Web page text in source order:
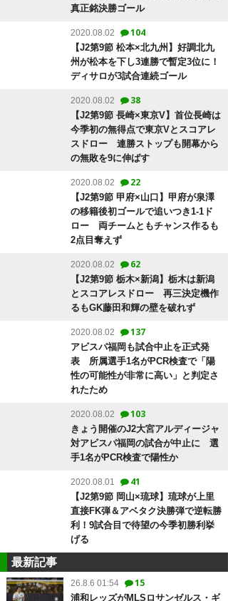
真正銘決勝ゴール
2020.08.02 104
【J2第9節 松本×北九州】好調北九
州が松本を下し3連勝で暫定3位に！
ディサロが3試合連続ゴール
2020.08.02 38
【J2第9節 長崎×東京V】首位長崎は
今季初の無得点で東京Vとスコアレ
スドロー 連勝ストップも開幕から
の無敗を9に伸ばす
2020.08.02 22
【J2第9節 甲府×山口】甲府が泉澤
の移籍後初ゴールで追いつき1-1ド
ロー 両チームともチャンス作るも
2点目奪えず
2020.08.02 62
【J2第9節 栃木×新潟】栃木は新潟
とスコアレスドロー 再三決定機作
るもGK藤田和輝の壁を破れず
2020.08.02 137
アビスパ福岡も試合中止を正式発
表 所属選手1名がPCR検査で「陽
性の可能性が非常に高い」と判定さ
れたため
2020.08.02 103
きょう開催のJ2大宮アルディージャ
対アビスパ福岡の試合が中止に 選
手1名がPCR検査で陽性か
2020.08.01 41
【J2第9節 岡山×琉球】琉球が上里
直接FK弾＆アベタク決勝弾で逆転勝
利！9試合目で待望の今季初勝利挙
げる
最新記事
26.8.6 01:54 15
浦和レッズがMLSロサンゼルス・ギ